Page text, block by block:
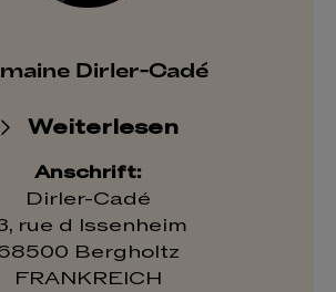
Dirler-Cadé
Weiterlesen
Anschrift:
Dirler-Cadé
rue d Issenheim
Bergholtz
FRANKREICH